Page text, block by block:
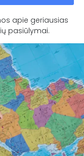
apie geriausias
pasiūlymai.